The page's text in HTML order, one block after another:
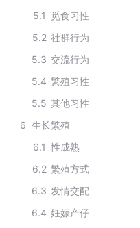
5.1 觅食习性
5.2 社群行为
5.3 交流行为
5.4 繁殖习性
5.5 其他习性
6 生长繁殖
6.1 性成熟
6.2 繁殖方式
6.3 发情交配
6.4 妊娠产仔